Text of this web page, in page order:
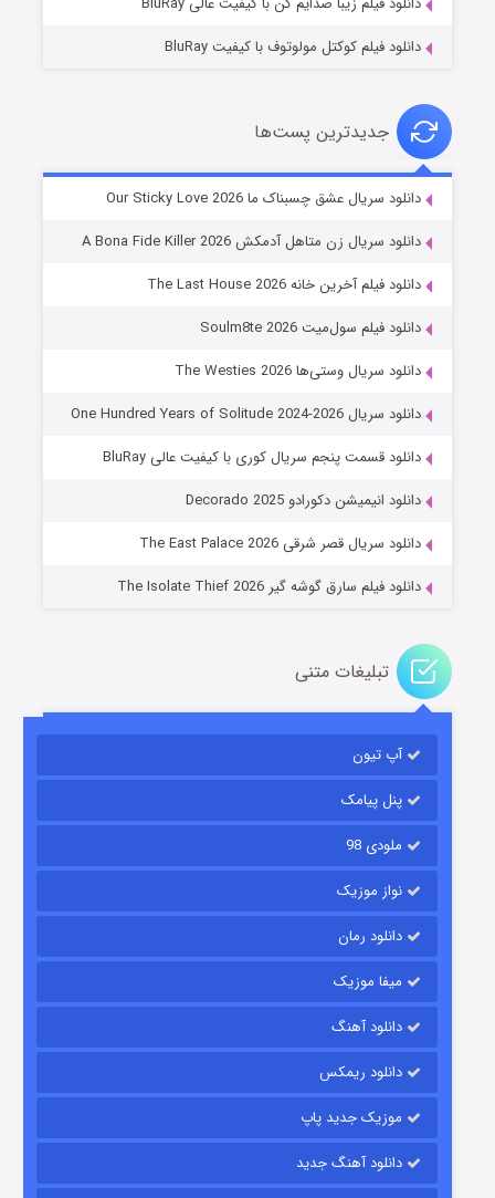
شوهر
عملیات آپارتمان
قسمت۲ (زیرنویس) منتشر شد
شکست استوارت در نجات جهان
قسمت
دانلود فیلم کوکتل مولوتوف با کیفیت BluRay
جدیدترین پست‌ها
دانلود سریال عشق چسبناک ما Our Sticky Love 2026
دانلود سریال زن متاهل آدمکش A Bona Fide Killer 2026
دانلود فیلم آخرین خانه The Last House 2026
دانلود فیلم سول‌میت Soulm8te 2026
دانلود سریال وستی‌ها The Westies 2026
دانلود سریال One Hundred Years of Solitude 2024-2026
دانلود قسمت پنجم سریال کوری با کیفیت عالی BluRay
دانلود انیمیشن دکورادو Decorado 2025
دانلود سریال قصر شرقی The East Palace 2026
دانلود فیلم سارق گوشه گیر The Isolate Thief 2026
تبلیغات متنی
آپ تیون
پنل پیامک
ملودی 98
نواز موزیک
دانلود رمان
میفا موزیک
دانلود آهنگ
دانلود ریمکس
موزیک جدید پاپ
دانلود آهنگ جدید